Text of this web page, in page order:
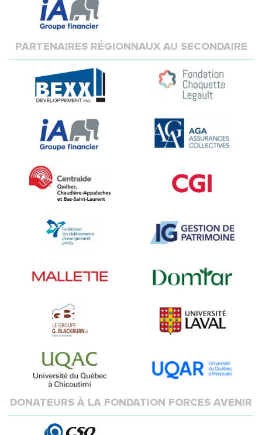
PARTENAIRES RÉGIONNAUX AU SECONDAIRE
DONATEURS À LA FONDATION FORCES AVENIR